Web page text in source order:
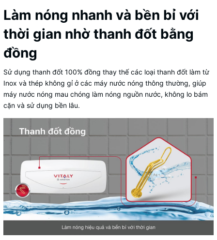
Làm nóng nhanh và bền bỉ với
thời gian nhờ thanh đốt bằng
đồng
Sử dụng thanh đốt 100% đồng thay thế các loại thanh đốt làm từ
Inox và thép không gỉ ở các máy nước nóng thông thường, giúp
máy nước nóng mau chóng làm nóng nguồn nước, không lo bám
cặn và sử dụng bền lâu.